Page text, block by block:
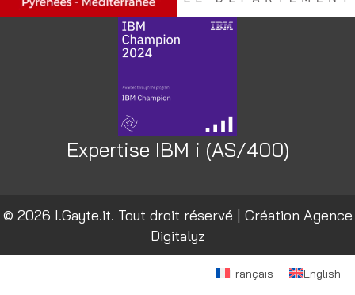
Expertise IBM i (AS/400)
© 2026 I.Gayte.it. Tout droit réservé | Création Agence
Digitalyz
Français English